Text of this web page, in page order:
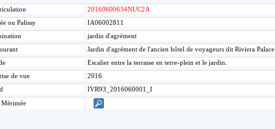
20160600634NUC2A
ou Palissy
IA06002811
jardin d'agrément
Jardin d'agrément de l'ancien hôtel de voyageurs dit Riviera Palace
Escalier entre la terrasse en terre-plein et le jardin.
de vue
2016
IVR93_2016060001_I